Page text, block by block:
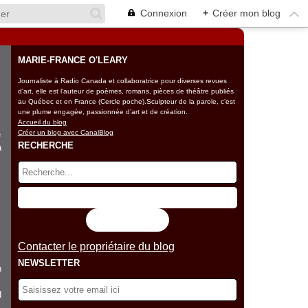
Connexion + Créer mon blog
MARIE-FRANCE O'LEARY
Journaliste à Radio Canada et collaboratrice pour diverses revues
d'art, elle est l'auteur de poèmes, romans, pièces de théâtre publiés
au Québec et en France (Cercle poche).Sculpteur de la parole, c’est
une plume engagée, passionnée d’art et de création.
Accueil du blog
Créer un blog avec CanalBlog
RECHERCHE
Contacter le propriétaire du blog
NEWSLETTER